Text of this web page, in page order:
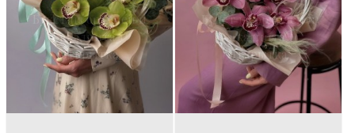
Букет из орхидей и
эвкалипта +
открытка
Букет из орхидей и
эвкалипта +
открытка